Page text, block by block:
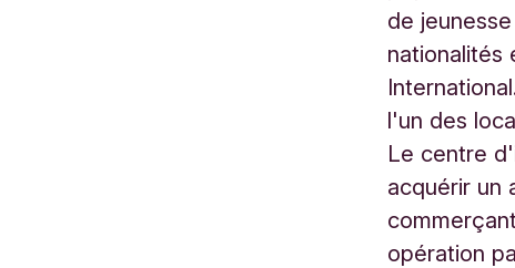
o
m
B
e
l
g
i
ë
de
nationalités
l'un des
Le centre
acquérir un
opération